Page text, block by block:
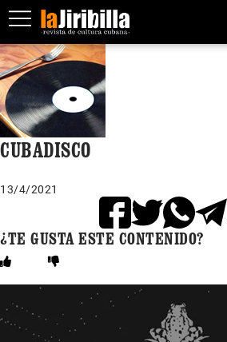
CUBADISCO
13/4/2021
¿TE GUSTA ESTE CONTENIDO?